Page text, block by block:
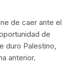
de caer ante el
de
duro Palestino,
anterior.